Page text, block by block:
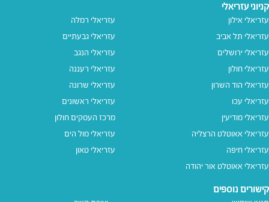
קניוני עזריאלי
עזריאלי אילון
עזריאלי תל אביב
עזריאלי ירושלים
עזריאלי חולון
עזריאלי הוד השרון
עזריאלי עכו
עזריאלי מודיעין
עזריאלי אאוטלט הרצליה
עזריאלי חיפה
עזריאלי אאוטלט אור יהודה
עזריאלי רמלה
עזריאלי גבעתיים
עזריאלי הנגב
עזריאלי רעננה
עזריאלי שרונה
עזריאלי ראשונים
מרכז העסקים חולון
עזריאלי מול הים
עזריאלי טאון
קישורים נוספים